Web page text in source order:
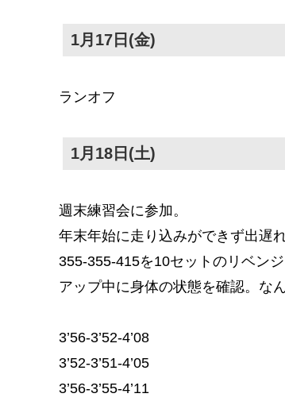
1月17日(金)
ランオフ
1月18日(土)
週末練習会に参加。
年末年始に走り込みができず出遅
355-355-415を10セットのリベンジ
アップ中に身体の状態を確認。な
3’56-3’52-4’08
3’52-3’51-4’05
3’56-3’55-4’11